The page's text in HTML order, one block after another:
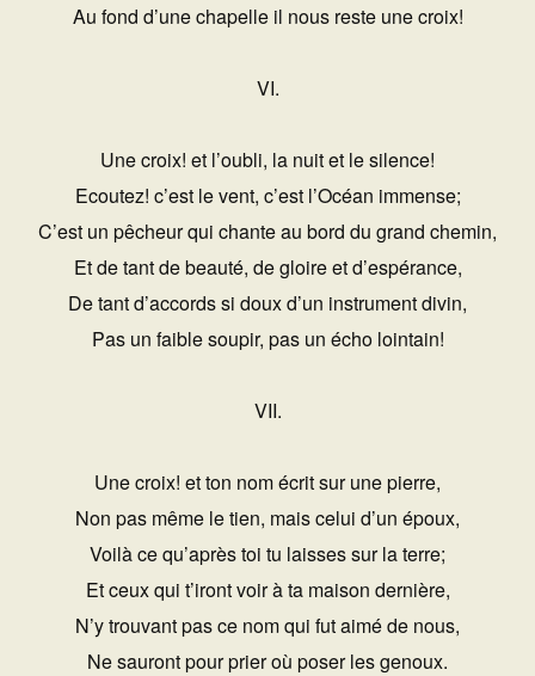
Au fond d’une chapelle il nous reste une croix!
VI.
Une croix! et l’oubli, la nuit et le silence!
Ecoutez! c’est le vent, c’est l’Océan immense;
C’est un pêcheur qui chante au bord du grand chemin,
Et de tant de beauté, de gloire et d’espérance,
De tant d’accords si doux d’un instrument divin,
Pas un faible soupir, pas un écho lointain!
VII.
Une croix! et ton nom écrit sur une pierre,
Non pas même le tien, mais celui d’un époux,
Voilà ce qu’après toi tu laisses sur la terre;
Et ceux qui t’iront voir à ta maison dernière,
N’y trouvant pas ce nom qui fut aimé de nous,
Ne sauront pour prier où poser les genoux.